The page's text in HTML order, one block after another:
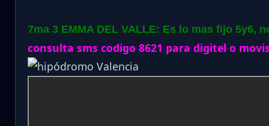
7ma 3 EMMA DEL VALLE: Es lo mas fijo 5y6,
consulta sms codigo 8621 para digitel o